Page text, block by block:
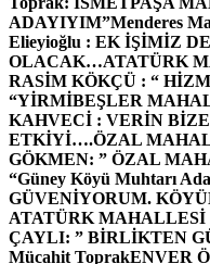
ADAYIYIM”Menderes
Elieyioğlu : EK İŞİMİZ
OLACAK…ATATÜRK
RASİM KÖKÇÜ : “
“YİRMİBEŞLER
KAHVECİ : VERİN
ETKİYİ….ÖZAL
GÖKMEN: ” ÖZAL
“Güney Köyü Muhtarı
GÜVENİYORUM.
ATATÜRK
ÇAYLI: ” BİRLİKTEN
Mücahit ToprakENVER